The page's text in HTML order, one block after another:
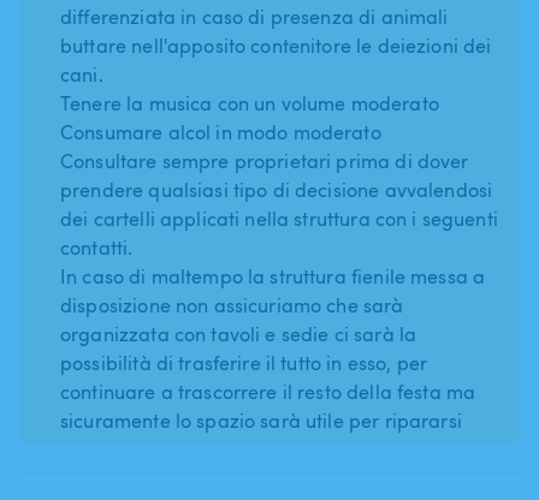
differenziata in caso di presenza di animali
buttare nell'apposito contenitore le deiezioni dei
cani.
Tenere la musica con un volume moderato
Consumare alcol in modo moderato
Consultare sempre proprietari prima di dover
prendere qualsiasi tipo di decisione avvalendosi
dei cartelli applicati nella struttura con i seguenti
contatti.
In caso di maltempo la struttura fienile messa a
disposizione non assicuriamo che sarà
organizzata con tavoli e sedie ci sarà la
possibilità di trasferire il tutto in esso, per
continuare a trascorrere il resto della festa ma
sicuramente lo spazio sarà utile per ripararsi